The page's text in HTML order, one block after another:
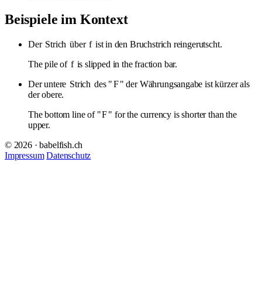
Beispiele im Kontext
Der Strich über f ist in den Bruchstrich reingerutscht.
The pile of f is slipped in the fraction bar.
Der untere Strich des "F" der Währungsangabe ist kürzer als
der obere.
The bottom line of "F" for the currency is shorter than the
upper.
© 2026 · babelfish.ch
Impressum Datenschutz